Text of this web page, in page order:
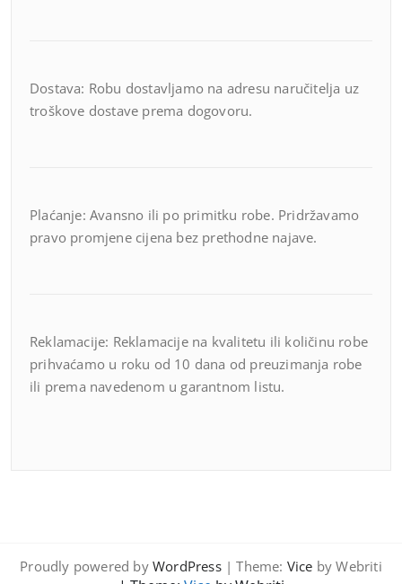
Dostava: Robu dostavljamo na adresu naručitelja uz
troškove dostave prema dogovoru.
Plaćanje: Avansno ili po primitku robe. Pridržavamo
pravo promjene cijena bez prethodne najave.
Reklamacije: Reklamacije na kvalitetu ili količinu robe
prihvaćamo u roku od 10 dana od preuzimanja robe
ili prema navedenom u garantnom listu.
Proudly powered by WordPress| Theme: Vice by Webriti